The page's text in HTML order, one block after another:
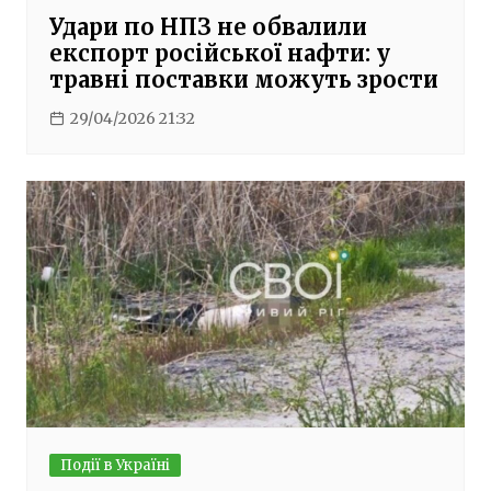
Удари по НПЗ не обвалили
експорт російської нафти: у
травні поставки можуть зрости
29/04/2026 21:32
Події в Україні